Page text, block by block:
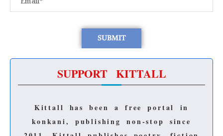
SUPPORT KITTALL
Kittall has been a free portal in
konkani, publishing non-stop since